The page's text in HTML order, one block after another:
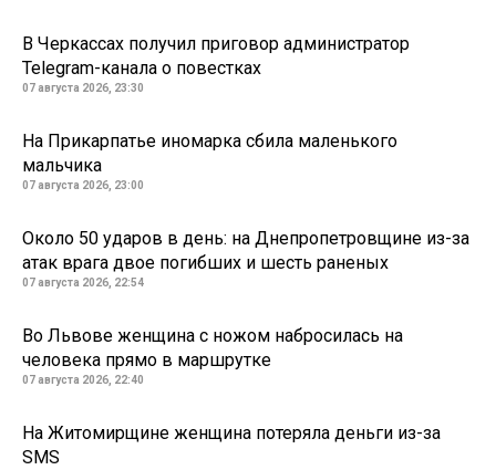
В Черкассах получил приговор администратор
Telegram-канала о повестках
07 августа 2026, 23:30
На Прикарпатье иномарка сбила маленького
мальчика
07 августа 2026, 23:00
Около 50 ударов в день: на Днепропетровщине из-за
атак врага двое погибших и шесть раненых
07 августа 2026, 22:54
Во Львове женщина с ножом набросилась на
человека прямо в маршрутке
07 августа 2026, 22:40
На Житомирщине женщина потеряла деньги из-за
SMS